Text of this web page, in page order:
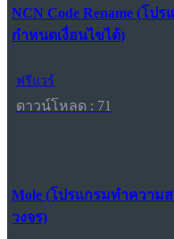
NCN Code Rename (โป
กำหนดเงื่อนไขได้)
ฟรีแวร์
ดาวน์โหลด : 71
Mole (โปรแกรมทำความ
วงจร)